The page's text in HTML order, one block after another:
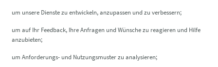
um unsere Dienste zu entwickeln, anzupassen und zu verbessern;
um auf Ihr Feedback, Ihre Anfragen und Wünsche zu reagieren und Hilfe
anzubieten;
um Anforderungs- und Nutzungsmuster zu analysieren;